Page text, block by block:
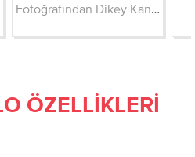
ÖZELLIKLERI